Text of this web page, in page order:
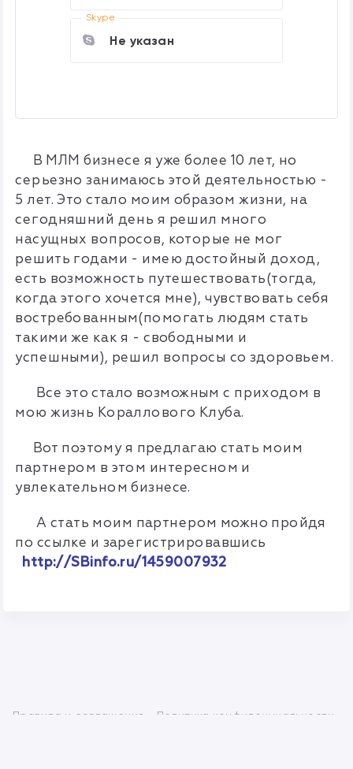
Skype
Не указан
В МЛМ бизнесе я уже более 10 лет, но
серьезно занимаюсь этой деятельностью -
5 лет. Это стало моим образом жизни, на
сегодняшний день я решил много
насущных вопросов, которые не мог
решить годами - имею достойный доход,
есть возможность путешествовать(тогда,
когда этого хочется мне), чувствовать себя
востребованным(помогать людям стать
такими же как я - свободными и
успешными), решил вопросы со здоровьем.
Все это стало возможным с приходом в
мою жизнь Кораллового Клуба.
Вот поэтому я предлагаю стать моим
партнером в этом интересном и
увлекательном бизнесе.
А стать моим партнером можно пройдя
по ссылке и зарегистрировавшись
http://SBinfo.ru/1459007932
Правила и соглашения Политика конфиденциальности